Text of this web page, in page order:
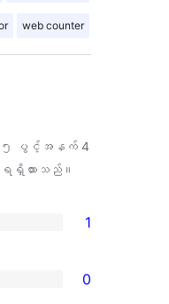
web counter
၅ ပွင့်အနက် 4
ရှိထားသည်။
1
0